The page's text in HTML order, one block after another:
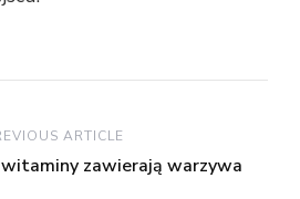
ARTICLE
witaminy zawierają warzywa